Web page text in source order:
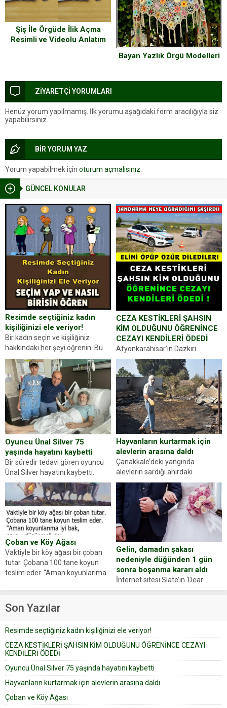
GÜNCEL KONULAR
Resimde seçtiğiniz kadın
kişiliğinizi ele veriyor!
Bir kadın seçin ve kişiliğiniz
hakkındaki her şeyi öğrenin. Bu
kez karşınıza oldukça farklı bir
kişilik testiyle çıkıyoruz. Resimde
gördüğünüz kadın figürlerinden
dikkatinizi en...
CEZA KESTİKLERİ ŞAHSIN
KİM OLDUĞUNU ÖĞRENİNCE
CEZAYI KENDİLERİ ÖDEDİ
Afyonkarahisar’ın Dazkırı
ilçesinde trafik uygulaması
yapan jandarma ekipleri
durdurdukları bir otomobilin
sürücüsünden ehliyet ve ruhsat
sorup belgelerini istedi. Sürücü
Abdurrahman Ö.nün verdiği
evraklarda eksik olduğunu...
Oyuncu Ünal Silver 75
yaşında hayatını kaybetti
Bir süredir tedavi gören oyuncu
Ünal Silver hayatını kaybetti.
Haberi, oyuncunun menajerlik
ajansı duyurdu. Renda Güner,
sosyal medya hesabında “Usta
Oyuncumuz ve çok değerli
dostumuz...
Hayvanların kurtarmak için
alevlerin arasına daldı
Çanakkale’deki yangında
alevlerin sardığı ahırdaki
hayvanlarını kurtarmak isteyen
Zeki Demir (66) ölümden döndü.
Yüzünde ve ellerinde yanıklar
oluşan Demir, kâbus dolu anları
anlattı… Merkeze bağlı...
Çoban ve Köy Ağası
Vaktiyle bir köy ağası bir çoban
tutar. Çobana 100 tane koyun
teslim eder. “Aman koyunlarıma
Çoban koyunları alır gider. Aylar...
Gelin, damadın şakası
nedeniyle düğünden 1 gün
sonra boşanma kararı aldı
İnternet sitesi Slate’in ‘Dear
Prudence’ isimli tavsiye köşesine
yapıştırdığı için düğünden...
Son Yazılar
Resimde seçtiğiniz kadın kişiliğinizi ele veriyor!
CEZA KESTİKLERİ ŞAHSIN KİM OLDUĞUNU ÖĞRENİNCE CEZAYI
KENDİLERİ ÖDEDİ
Oyuncu Ünal Silver 75 yaşında hayatını kaybetti
Hayvanların kurtarmak için alevlerin arasına daldı
Çoban ve Köy Ağası
Şiş İle Örgüde İlik Açma
Resimli ve Videolu Anlatım
Bayan Yazlık Örgü Modelleri
ZİYARETÇİ YORUMLARI
Henüz yorum yapılmamış. İlk yorumu aşağıdaki form aracılığıyla siz
yapabilirsiniz.
BİR YORUM YAZ
Yorum yapabilmek için oturum açmalısınız